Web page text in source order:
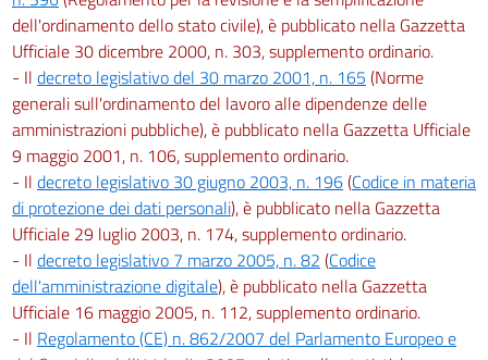
dell'ordinamento dello stato civile), è pubblicato nella Gazzetta
Ufficiale 30 dicembre 2000, n. 303, supplemento ordinario.
- Il decreto legislativo del 30 marzo 2001, n. 165 (Norme
generali sull'ordinamento del lavoro alle dipendenze delle
amministrazioni pubbliche), è pubblicato nella Gazzetta Ufficiale
9 maggio 2001, n. 106, supplemento ordinario.
- Il decreto legislativo 30 giugno 2003, n. 196(Codice in materia
di protezione dei dati personali), è pubblicato nella Gazzetta
Ufficiale 29 luglio 2003, n. 174, supplemento ordinario.
- Il decreto legislativo 7 marzo 2005, n. 82 (Codice
dell'amministrazione digitale), è pubblicato nella Gazzetta
Ufficiale 16 maggio 2005, n. 112, supplemento ordinario.
- Il Regolamento (CE) n. 862/2007 del Parlamento Europeo e